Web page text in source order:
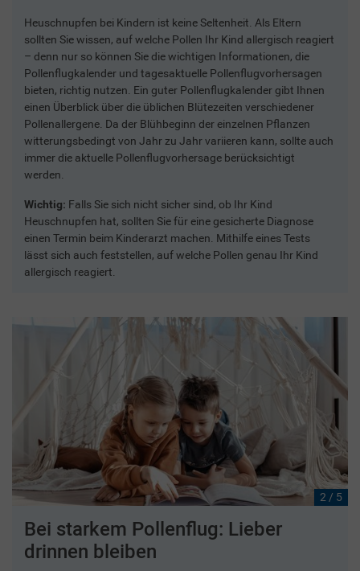
Heuschnupfen bei Kindern ist keine Seltenheit. Als Eltern
sollten Sie wissen, auf welche Pollen Ihr Kind allergisch reagiert
– denn nur so können Sie die wichtigen Informationen, die
Pollenflugkalender und tagesaktuelle Pollenflugvorhersagen
bieten, richtig nutzen. Ein guter Pollenflugkalender gibt Ihnen
einen Überblick über die üblichen Blütezeiten verschiedener
Pollenallergene. Da der Blühbeginn der einzelnen Pflanzen
witterungsbedingt von Jahr zu Jahr variieren kann, sollte auch
immer die aktuelle Pollenflugvorhersage berücksichtigt
werden.
Wichtig: Falls Sie sich nicht sicher sind, ob Ihr Kind
Heuschnupfen hat, sollten Sie für eine gesicherte Diagnose
einen Termin beim Kinderarzt machen. Mithilfe eines Tests
lässt sich auch feststellen, auf welche Pollen genau Ihr Kind
allergisch reagiert.
2 / 5
Bei starkem Pollenflug: Lieber
drinnen bleiben